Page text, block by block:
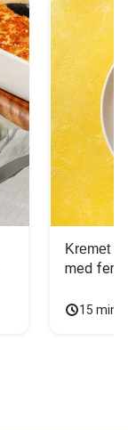
Kremet
med
15